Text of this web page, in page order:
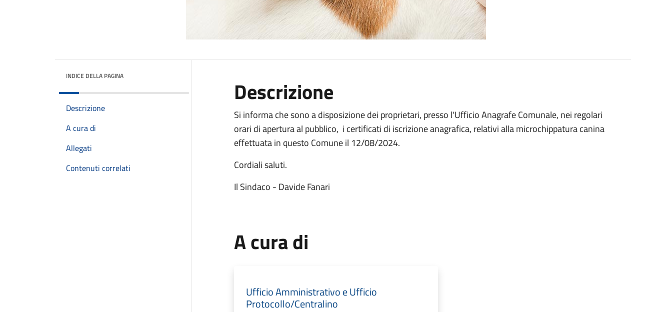
INDICE DELLA PAGINA
Descrizione
A cura di
Allegati
Contenuti correlati
Descrizione
Si informa che sono a disposizione dei proprietari, presso l'Ufficio Anagrafe Comunale, nei regolari
orari di apertura al pubblico, i certificati di iscrizione anagrafica, relativi alla microchippatura canina
effettuata in questo Comune il 12/08/2024.
Cordiali saluti.
Il Sindaco - Davide Fanari
A cura di
Ufficio Amministrativo e Ufficio
Protocollo/Centralino